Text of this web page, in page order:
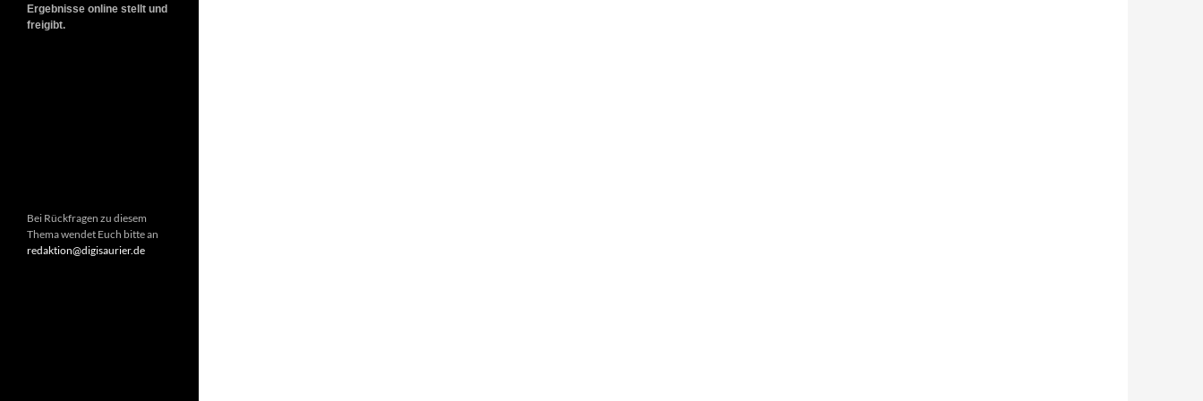
Ergebnisse online stellt und
freigibt.
Bei Rückfragen zu diesem
Thema wendet Euch bitte an
redaktion@digisaurier.de